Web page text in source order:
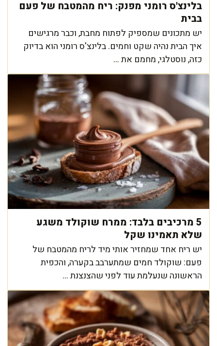
בלינצ'ס רומני מפנק: ריח מהמטבח של פעם
בבית
יש מתכונים שמספיק לפתוח מחבת, וכבר מרגישים
איך הבית נהיה שקט וחמים. בלינצ'ס רומני הוא בדיוק
כזה, נוסטלגי, מחמם את ...
5 מרכיבים בלבד: ממרח שוקולד משגע
שלא תאמינו שקל
יש ריח אחד שמחזיר אותי מיד לריח מהמטבח של
פעם: שוקולד חמים שמתערבב בקערה, והכפית
הראשונה שנעלמת עוד לפני שהצנצנת ...